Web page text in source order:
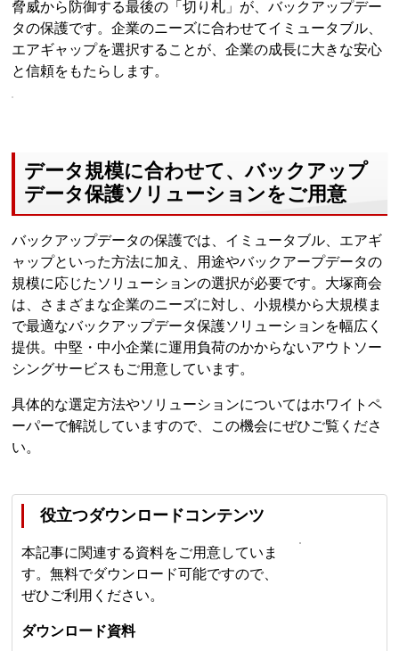
脅威から防御する最後の「切り札」が、バックアップデー
タの保護です。企業のニーズに合わせてイミュータブル、
エアギャップを選択することが、企業の成長に大きな安心
と信頼をもたらします。
データ規模に合わせて、バックアップ
データ保護ソリューションをご用意
バックアップデータの保護では、イミュータブル、エアギ
ャップといった方法に加え、用途やバックアープデータの
規模に応じたソリューションの選択が必要です。大塚商会
は、さまざまな企業のニーズに対し、小規模から大規模ま
で最適なバックアップデータ保護ソリューションを幅広く
提供。中堅・中小企業に運用負荷のかからないアウトソー
シングサービスもご用意しています。
具体的な選定方法やソリューションについてはホワイトペ
ーパーで解説していますので、この機会にぜひご覧くださ
い。
役立つダウンロードコンテンツ
本記事に関連する資料をご用意していま
す。無料でダウンロード可能ですので、
ぜひご利用ください。
ダウンロード資料